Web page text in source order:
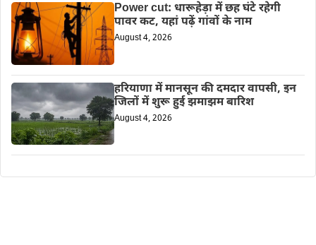
Power cut: धारूहेड़ा में छह घंटे रहेगी
पावर कट, यहां पढ़ें गांवों के नाम
August 4, 2026
हरियाणा में मानसून की दमदार वापसी, इन
जिलों में शुरू हुई झमाझम बारिश
August 4, 2026